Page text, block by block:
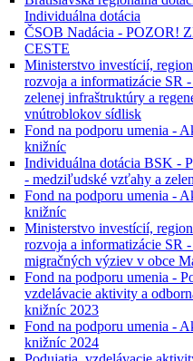
Individuálna dotácia
ČSOB Nadácia - POZOR!
CESTE
Ministerstvo investícií,
rozvoja a informatizácie SR
zelenej infraštruktúry a
vnútroblokov sídlisk
Fond na podporu umenia -
knižníc
Individuálna dotácia BSK -
- medziľudské vzťahy a
Fond na podporu umenia -
knižníc
Ministerstvo investícií,
rozvoja a informatizácie SR
migračných výziev v obce
Fond na podporu umenia -
vzdelávacie aktivity a
knižníc 2023
Fond na podporu umenia -
knižníc 2024